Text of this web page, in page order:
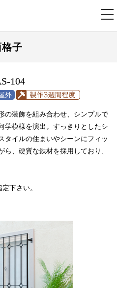
子
104
の装飾を組み合わせ、シンプルで
学模様を演出。すっきりとしたシ
タイルの住まいやシーンにフィッ
ら、硬質な鉄材を採用しており、
下さい。